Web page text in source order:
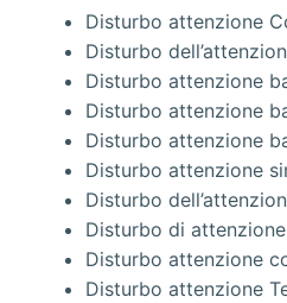
Disturbo attenzione
Disturbo
Disturbo attenzione
Disturbo attenzione
Disturbo attenzione
Disturbo attenzione
Disturbo
Disturbo di
Disturbo attenzione
Disturbo attenzione